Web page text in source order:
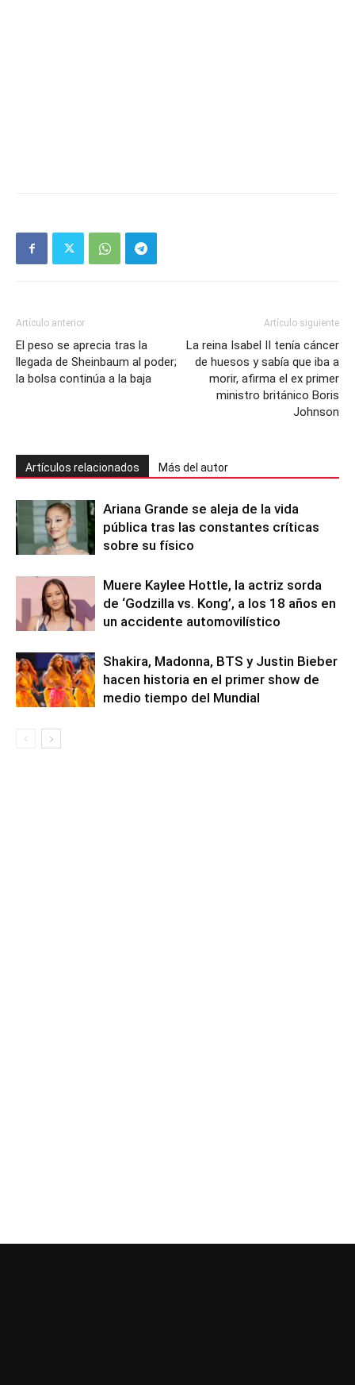
Artículo anterior
El peso se aprecia tras la
llegada de Sheinbaum al poder;
la bolsa continúa a la baja
Artículo siguiente
La reina Isabel II tenía cáncer
de huesos y sabía que iba a
morir, afirma el ex primer
ministro británico Boris
Johnson
Artículos relacionados Más del autor
Ariana Grande se aleja de la vida
pública tras las constantes críticas
sobre su físico
Muere Kaylee Hottle, la actriz sorda
de ‘Godzilla vs. Kong’, a los 18 años en
un accidente automovilístico
Shakira, Madonna, BTS y Justin Bieber
hacen historia en el primer show de
medio tiempo del Mundial